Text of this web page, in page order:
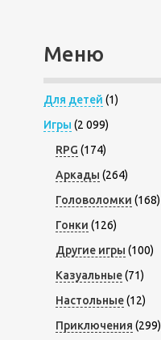
Меню
Для детей (1)
Игры (2 099)
RPG (174)
Аркады (264)
Головоломки (168)
Гонки (126)
Другие игры (100)
Казуальные(71)
Настольные(12)
Приключения (299)